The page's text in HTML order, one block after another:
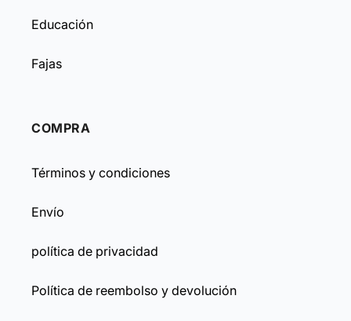
Educación
Fajas
COMPRA
Términos y condiciones
Envío
política de privacidad
Política de reembolso y devolución